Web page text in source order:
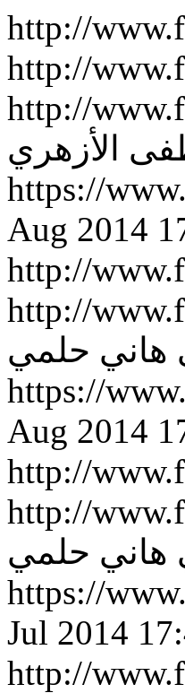
http://
http://
http://
الأزهري
https://
Aug 2014
http://
http://
هاني حلمي
https://
Aug 2014
http://
http://
هاني حلمي
https://
Jul 2014
http://